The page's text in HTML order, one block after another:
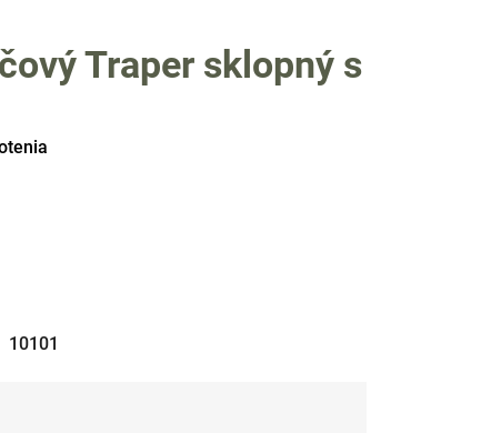
Traper sklopný s
10101